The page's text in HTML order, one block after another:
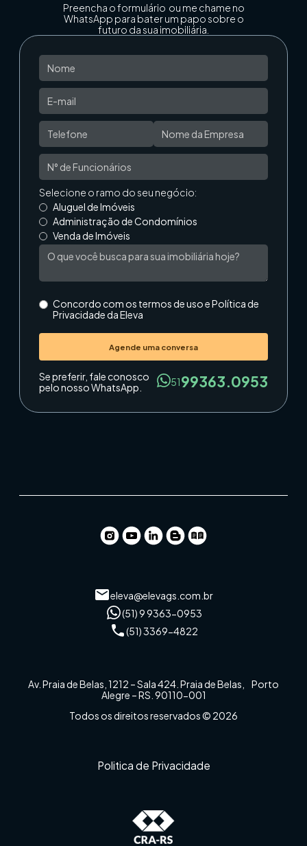
Preencha o formulário ou me chame no
WhatsApp para bater um papo sobre o
futuro da sua imobiliária.
Selecione o ramo do seu negócio:
Aluguel de Imóveis
Administração de Condomínios
Venda de Imóveis
Concordo com os termos de uso e Política de
Privacidade da Eleva
Se preferir, fale conosco
pelo nosso WhatsApp.
5199363.0953
eleva@elevags.com.br
(51) 9 9363-0953
(51) 3369-4822
Av. Praia de Belas, 1212 – Sala 424. Praia de Belas, Porto
Alegre – RS. 90110-001
Todos os direitos reservados © 2026
Politica de Privacidade